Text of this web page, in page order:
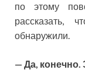
по этому
рассказать,
обнаружили.
— Да, конечно.